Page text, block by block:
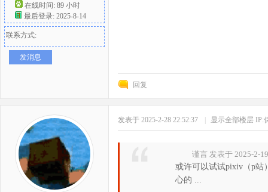
在线时间: 89 小时
最后登录: 2025-8-14
联系方式:
发消息
回复
发表于 2025-2-28 22:52:37 显示全部楼层 IP:
谨言 发表于 2025-2-
或许可以试试pixiv（p站
心的 ...